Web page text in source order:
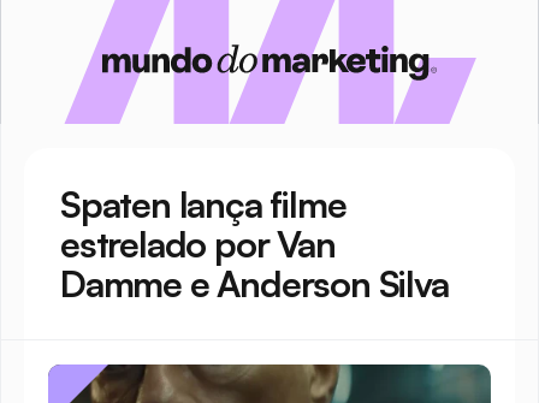
Spaten lança filme
estrelado por Van
Damme e Anderson Silva